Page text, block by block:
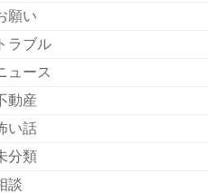
願い
トラブル
ュース
動産
い話
分類
談